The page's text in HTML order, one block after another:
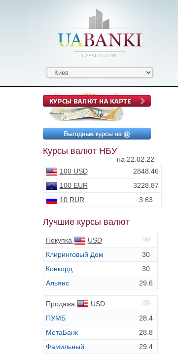
Курсы валют НБУ
на 22.02.22
100 USD
2848.46
100 EUR
3228.87
10 RUR
3.63
Лучшие курсы валют
Покупка
USD
Клиринговый Дом
30
Конкорд
30
Альянс
29.6
Продажа
USD
ПУМБ
28.4
МетаБанк
28.8
Фамильный
29.4